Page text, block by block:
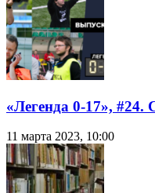
«Легенда 0-17»,
11 марта 2023, 10:00